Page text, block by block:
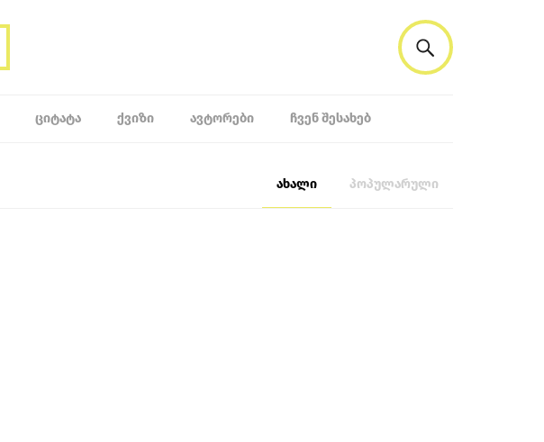
ᲪᲘᲢᲐᲢᲐ ᲥᲕᲘᲖᲘ ᲐᲕᲢᲝᲠᲔᲑᲘ ᲩᲕᲔᲜ ᲨᲔᲡᲐᲮᲔᲑ
ახალი პოპულარული